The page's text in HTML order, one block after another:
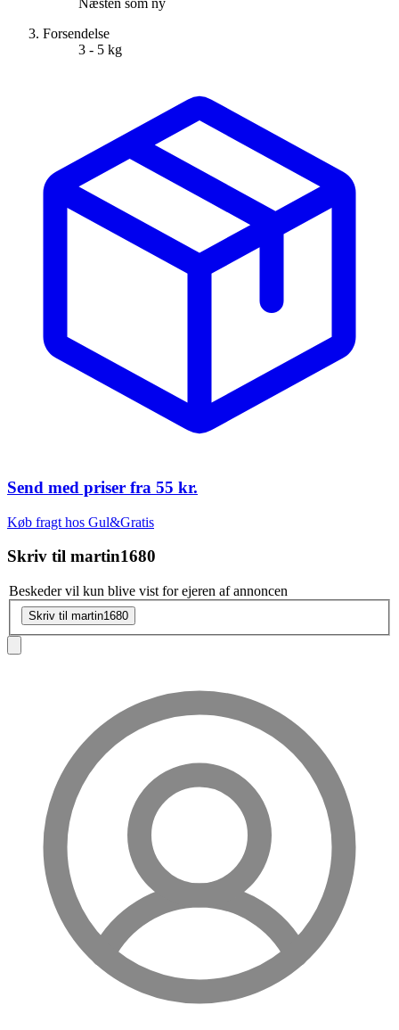
Næsten som ny
Forsendelse
3 - 5 kg
Send med priser fra 55 kr.
Køb fragt hos Gul&Gratis
Skriv til martin1680
Beskeder vil kun blive vist for ejeren af annoncen
Skriv til martin1680